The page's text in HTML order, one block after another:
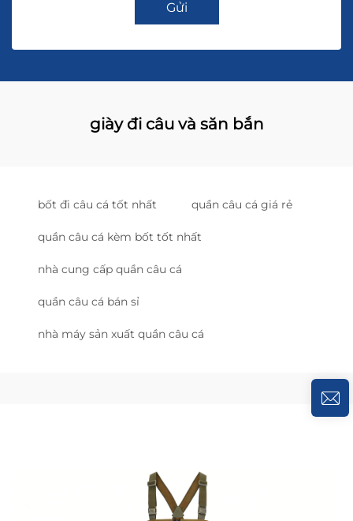
Gửi
giày đi câu và săn bắn
bốt đi câu cá tốt nhất quần câu cá giá rẻ
quần câu cá kèm bốt tốt nhất
nhà cung cấp quần câu cá
quần câu cá bán sỉ
nhà máy sản xuất quần câu cá